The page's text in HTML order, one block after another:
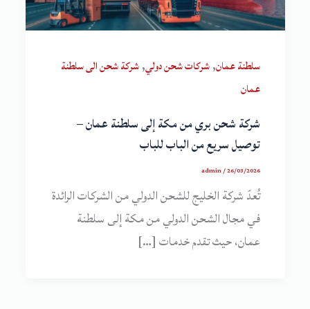
سلطنة عمان,شركات شحن دولي,شركة شحن الى سلطنة
عمان
شركة شحن بري من مكة إلى سلطنة عمان –
توصيل سريع من الباب للباب
admin/26/03/2026
تُعدّ شركة الخليج للشحن الدولي من الشركات الرائدة
في مجال الشحن الدولي من مكة إلى سلطنة
عمان، حيث تقدم خدمات […]